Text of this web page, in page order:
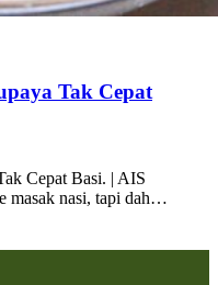
Tak Cepat
Cepat Basi. | AIS
masak nasi, tapi dah…